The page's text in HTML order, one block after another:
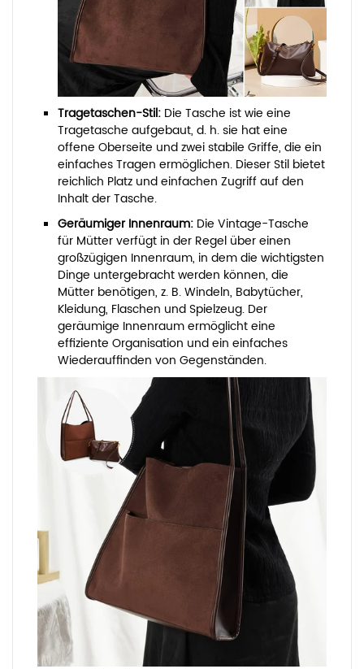
Tragetaschen-Stil: Die Tasche ist wie eine
Tragetasche aufgebaut, d. h. sie hat eine
offene Oberseite und zwei stabile Griffe, die ein
einfaches Tragen ermöglichen. Dieser Stil bietet
reichlich Platz und einfachen Zugriff auf den
Inhalt der Tasche.
Geräumiger Innenraum: Die Vintage-Tasche
für Mütter verfügt in der Regel über einen
großzügigen Innenraum, in dem die wichtigsten
Dinge untergebracht werden können, die
Mütter benötigen, z. B. Windeln, Babytücher,
Kleidung, Flaschen und Spielzeug. Der
geräumige Innenraum ermöglicht eine
effiziente Organisation und ein einfaches
Wiederauffinden von Gegenständen.